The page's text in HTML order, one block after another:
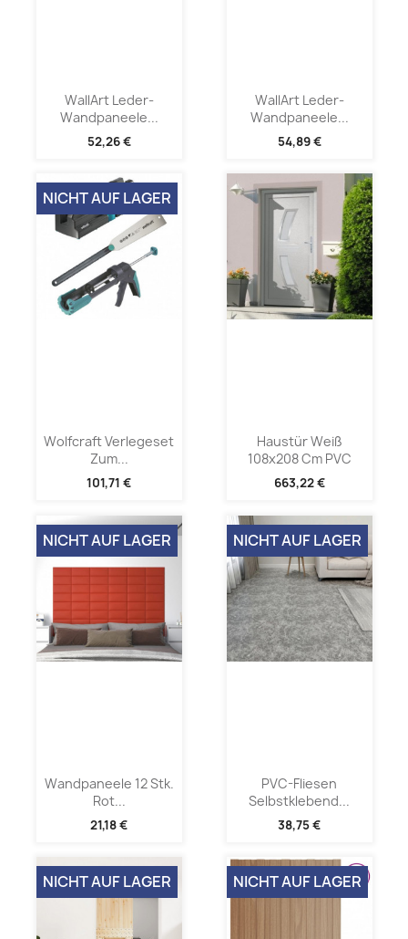
WallArt Leder-
Wandpaneele...
52,26 €
WallArt Leder-
Wandpaneele...
54,89 €
Wolfcraft Verlegeset
Zum...
101,71 €
NICHT AUF LAGER
Haustür Weiß
108x208 Cm PVC
663,22 €
Wandpaneele 12 Stk.
Rot...
21,18 €
NICHT AUF LAGER
PVC-Fliesen
Selbstklebend...
38,75 €
NICHT AUF LAGER
NICHT AUF LAGER NICHT AUF LAGER